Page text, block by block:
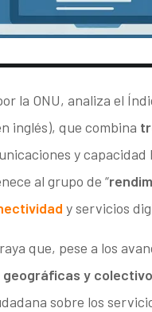
la ONU, analiza el
inglés), que combina
y capacidad
al grupo de “
y servicios
que, pese a los
y
sobre los